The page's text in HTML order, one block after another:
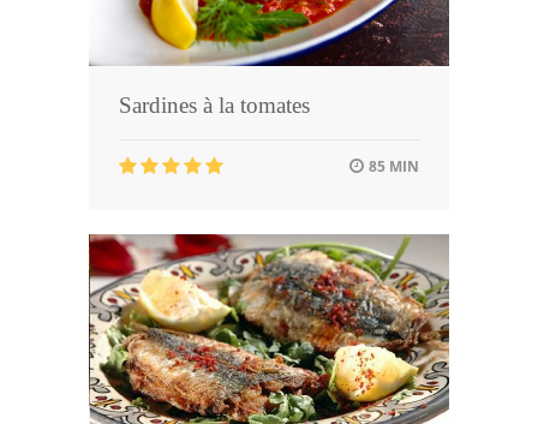
Sardines à la tomates
85 MIN